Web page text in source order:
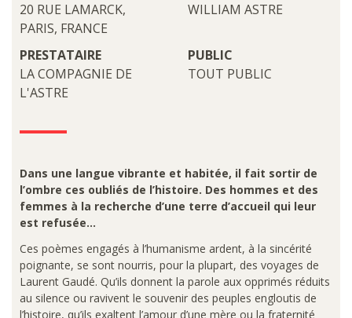
20 RUE LAMARCK,
PARIS, FRANCE
WILLIAM ASTRE
PRESTATAIRE
LA COMPAGNIE DE
L'ASTRE
PUBLIC
TOUT PUBLIC
Dans une langue vibrante et habitée, il fait sortir de
l’ombre ces oubliés de l’histoire. Des hommes et des
femmes à la recherche d’une terre d’accueil qui leur
est refusée…
Ces poèmes engagés à l’humanisme ardent, à la sincérité
poignante, se sont nourris, pour la plupart, des voyages de
Laurent Gaudé. Qu’ils donnent la parole aux opprimés réduits
au silence ou ravivent le souvenir des peuples engloutis de
l’histoire, qu’ils exaltent l’amour d’une mère ou la fraternité